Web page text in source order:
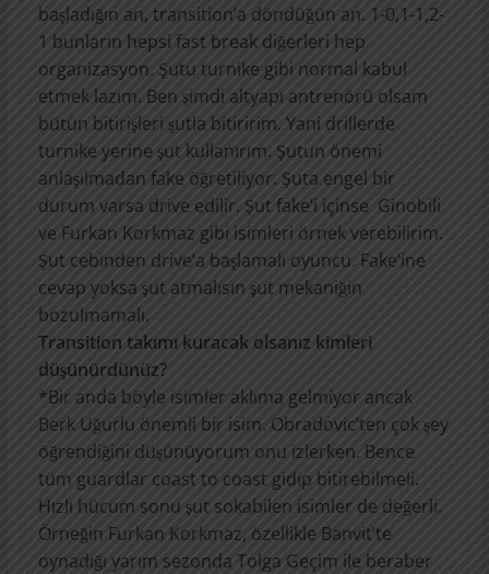
başladığın an, transition’a döndüğün an. 1-0,1-1,2-
1 bunların hepsi fast break diğerleri hep
organizasyon. Şutu turnike gibi normal kabul
etmek lazım. Ben şimdi altyapı antrenörü olsam
bütün bitirişleri şutla bitiririm. Yani drillerde
turnike yerine şut kullanırım. Şutun önemi
anlaşılmadan fake öğretiliyor. Şuta engel bir
durum varsa drive edilir. Şut fake’i içinse Ginobili
ve Furkan Korkmaz gibi isimleri örnek verebilirim.
Şut cebinden drive’a başlamalı oyuncu. Fake’ine
cevap yoksa şut atmalısın şut mekaniğin
bozulmamalı.
Transition takımı kuracak olsanız kimleri
düşünürdünüz?
*Bir anda böyle isimler aklıma gelmiyor ancak
Berk Uğurlu önemli bir isim. Obradovic’ten çok şey
öğrendiğini düşünüyorum onu izlerken. Bence
tüm guardlar coast to coast gidip bitirebilmeli.
Hızlı hücum sonu şut sokabilen isimler de değerli.
Örneğin Furkan Korkmaz, özellikle Banvit’te
oynadığı yarım sezonda Tolga Geçim ile beraber